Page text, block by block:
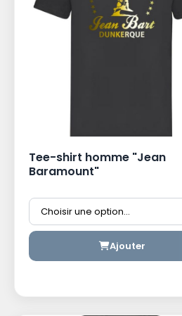
Tee-shirt homme "Jean
Baramount"
Ajouter